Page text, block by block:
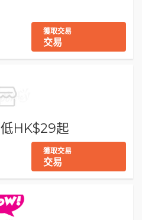
獲取交易
交易
HK$29起
獲取交易
交易